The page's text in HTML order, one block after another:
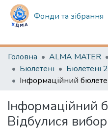
Фонди та зібрання
Головна
ALMA MATER
Бюлетені
Бюлетені
Відбулися